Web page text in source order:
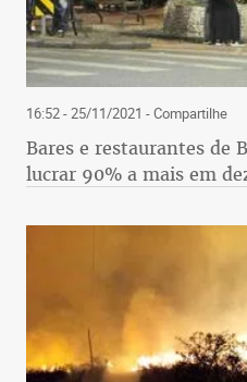
16:52 - 25/11/2021 - Compartilhe
Bares e restaurantes de
lucrar 90% a mais em